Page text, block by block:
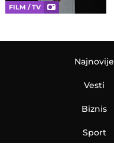
FILM / TV
Najnovije
Vesti
Biznis
Sport